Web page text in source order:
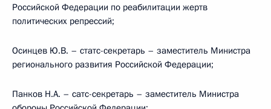
Российской Федерации по реабилитации жертв
политических репрессий;
Осинцев Ю.В. – статс-секретарь – заместитель Министра
регионального развития Российской Федерации;
Панков Н.А. – сатс-секретарь – заместитель Министра